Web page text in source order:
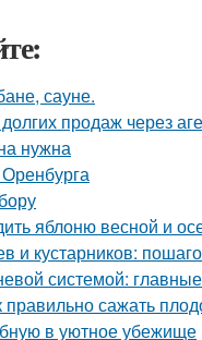
сауне.
продаж через
нужна
яблоню весной и
и кустарников:
системой:
сажать
в уютное убежище